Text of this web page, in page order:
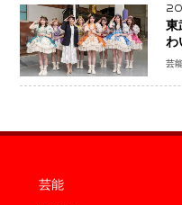
東
わ
芸
芸能